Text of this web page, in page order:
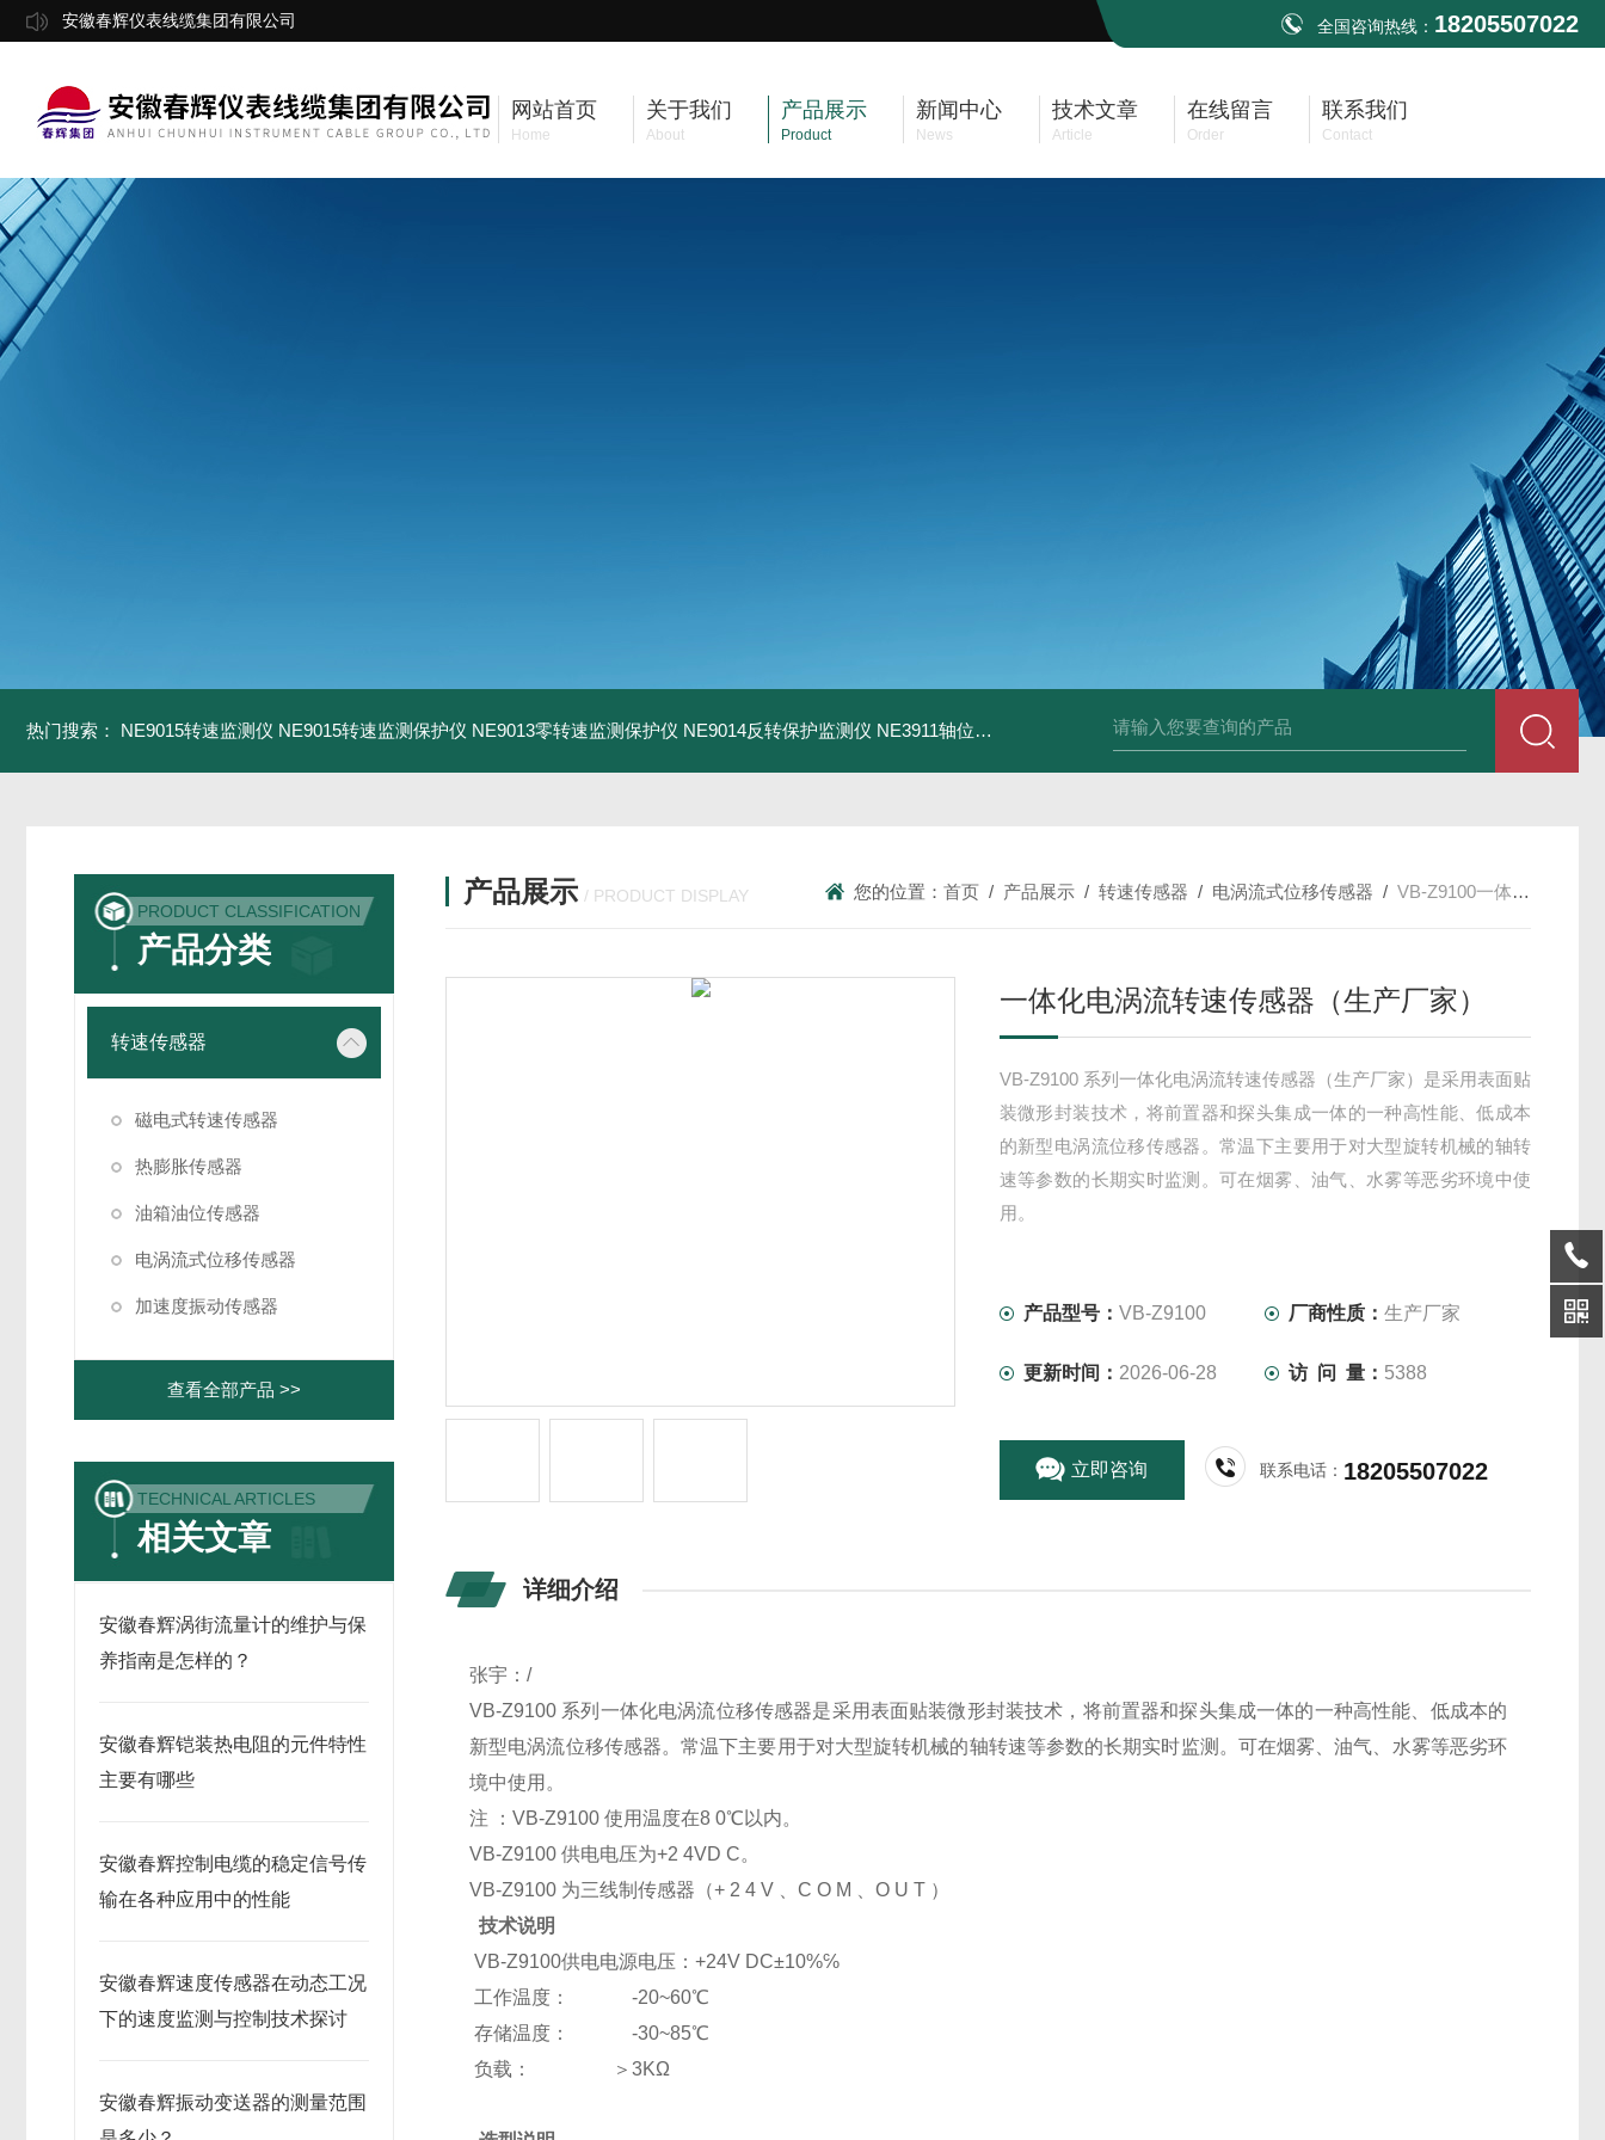
安徽春辉仪表线缆集团有限公司 全国咨询热线： 18205507022
网站首页
Home
关于我们
About
产品展示
Product
新闻中心
News
技术文章
Article
在线留言
Order
联系我们
Contact
热门搜索： NE9015转速监测仪 NE9015转速监测保护仪 NE9013零转速监测保护仪 NE9014反转保护监测仪 NE3911轴位移变送器 NE3931热膨胀变送器 NE3941E轴承振动速度变送器 NE3951E轴承
PRODUCT CLASSIFICATION
产品分类
转速传感器
磁电式转速传感器
热膨胀传感器
油箱油位传感器
电涡流式位移传感器
加速度振动传感器
查看全部产品 >>
TECHNICAL ARTICLES
相关文章
安徽春辉涡街流量计的维护与保
养指南是怎样的？
安徽春辉铠装热电阻的元件特性
主要有哪些
安徽春辉控制电缆的稳定信号传
输在各种应用中的性能
安徽春辉速度传感器在动态工况
下的速度监测与控制技术探讨
安徽春辉振动变送器的测量范围
产品展示 / PRODUCT DISPLAY 您的位置：首页 / 产品展示 /转速传感器 / 电涡流式位移传感器 /VB-Z9100一体化电涡流转速传感器（生产厂家）
一体化电涡流转速传感器（生产厂家）
VB-Z9100 系列一体化电涡流转速传感器（生产厂家）是采用表面贴
装微形封装技术，将前置器和探头集成一体的一种高性能、低成本
的新型电涡流位移传感器。常温下主要用于对大型旋转机械的轴转
速等参数的长期实时监测。可在烟雾、油气、水雾等恶劣环境中使
用。
产品型号： VB-Z9100 厂商性质：生产厂家
更新时间： 2026-06-28 访 问 量： 5388
立即咨询 联系电话： 18205507022
详细介绍
张宇：/
VB-Z9100 系列一体化电涡流位移传感器是采用表面贴装微形封装技术，将前置器和探头集成一体的一种高性能、低成本的
新型电涡流位移传感器。常温下主要用于对大型旋转机械的轴转速等参数的长期实时监测。可在烟雾、油气、水雾等恶劣环
境中使用。
注 ：VB-Z9100 使用温度在8 0℃以内。
VB-Z9100 供电电压为+2 4VD C。
VB-Z9100 为三线制传感器（+ 2 4 V 、C O M 、O U T ）
技术说明
VB-Z9100供电电源电压：+24V DC±10%℅
工作温度： -20~60℃
存储温度： -30~85℃
负载： ＞3KΩ